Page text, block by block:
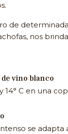
de
nos
vino blanco
14° C en una
se adapta